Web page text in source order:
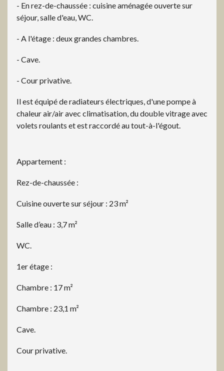
- En rez-de-chaussée : cuisine aménagée ouverte sur
séjour, salle d'eau, WC.
- A l'étage : deux grandes chambres.
- Cave.
- Cour privative.
Il est équipé de radiateurs électriques, d'une pompe à
chaleur air/air avec climatisation, du double vitrage avec
volets roulants et est raccordé au tout-à-l'égout.
Appartement :
Rez-de-chaussée :
Cuisine ouverte sur séjour : 23 m²
Salle d’eau : 3,7 m²
WC.
1er étage :
Chambre : 17 m²
Chambre : 23,1 m²
Cave.
Cour privative.